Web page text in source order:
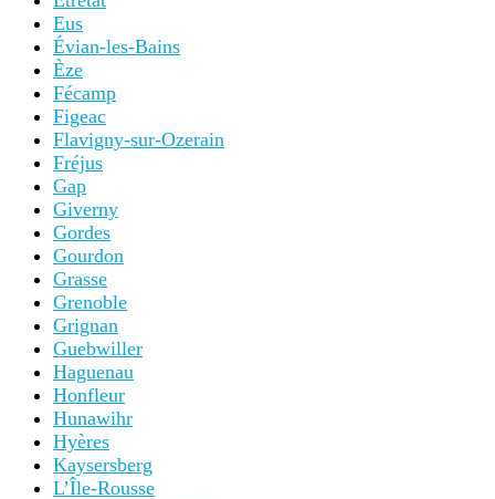
Eus
Évian-les-Bains
Èze
Fécamp
Figeac
Flavigny-sur-Ozerain
Fréjus
Gap
Giverny
Gordes
Gourdon
Grasse
Grenoble
Grignan
Guebwiller
Haguenau
Honfleur
Hunawihr
Hyères
Kaysersberg
L’Île-Rousse